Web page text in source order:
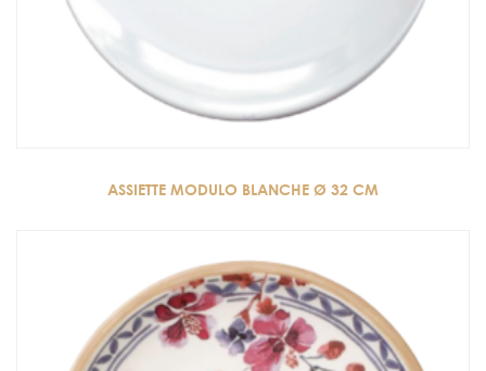
ASSIETTE MODULO BLANCHE Ø 32 CM